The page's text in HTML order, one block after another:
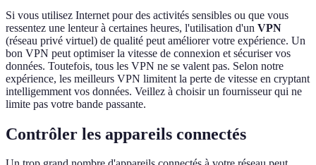
Si vous utilisez Internet pour des activités sensibles ou que vous
ressentez une lenteur à certaines heures, l'utilisation d'un VPN
(réseau privé virtuel) de qualité peut améliorer votre expérience. Un
bon VPN peut optimiser la vitesse de connexion et sécuriser vos
données. Toutefois, tous les VPN ne se valent pas. Selon notre
expérience, les meilleurs VPN limitent la perte de vitesse en cryptant
intelligemment vos données. Veillez à choisir un fournisseur qui ne
limite pas votre bande passante.
Contrôler les appareils connectés